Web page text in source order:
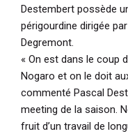
Destembert possède
périgourdine dirigée
Degremont.
« On est dans le coup
Nogaro et on le doit
commenté Pascal
meeting de la saison.
fruit d’un travail de